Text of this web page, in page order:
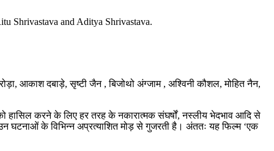
Shrivastava and Aditya Shrivastava.
आकाश दबाड़े, सृष्टी जैन , बिजोथो अंग्जाम , अश्विनी कौशल, मोहित नैन,
हासिल करने के लिए हर तरह के नकारात्मक संघर्षों, नस्लीय भेदभाव आदि से
घटनाओं के विभिन्न अप्रत्याशित मोड़ से गुजरती है। अंततः यह फिल्म ‘एक